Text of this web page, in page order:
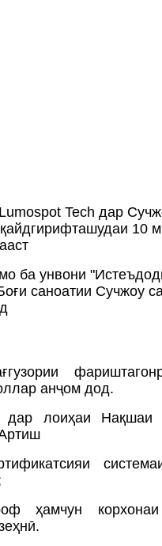
Tech дар
10
ба унвони
саноатии Сучжоу
анҷом дод.
дар лоиҳаи Нақшаи
ҳамчун